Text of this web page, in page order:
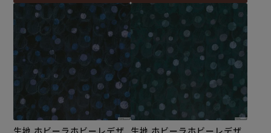
生地 ホビーラホビーレデザ 生地 ホビーラホビーレデザ